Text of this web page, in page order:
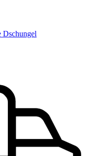
Dschungel